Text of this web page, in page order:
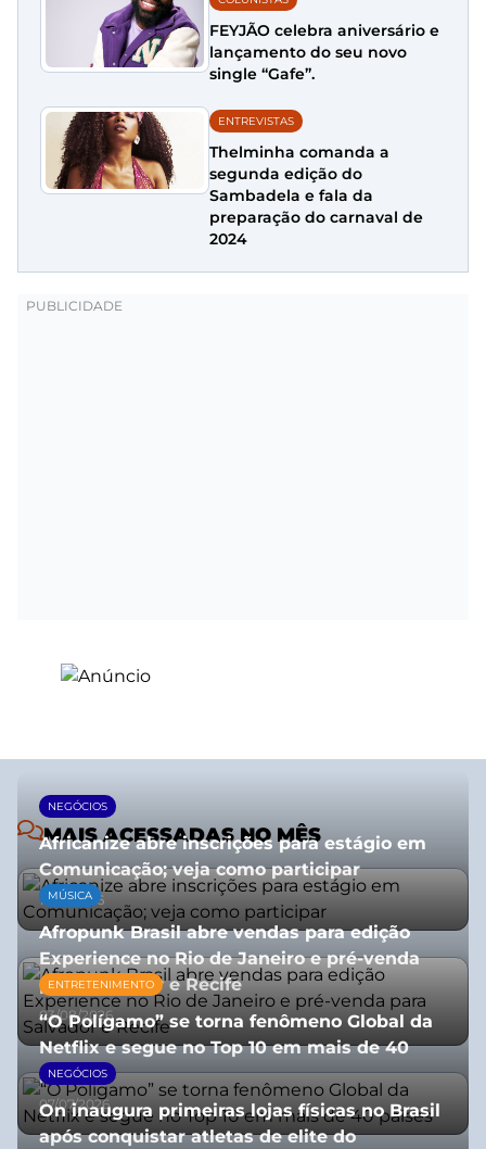
FEYJÃO celebra aniversário e
lançamento do seu novo
single “Gafe”.
ENTREVISTAS
Thelminha comanda a
segunda edição do
Sambadela e fala da
preparação do carnaval de
2024
MAIS ACESSADAS NO MÊS
NEGÓCIOS
Africanize abre inscrições para estágio em
Comunicação; veja como participar
13/01/2026
MÚSICA
Afropunk Brasil abre vendas para edição
Experience no Rio de Janeiro e pré-venda
para Salvador e Recife
03/08/2026
ENTRETENIMENTO
“O Polígamo” se torna fenômeno Global da
Netflix e segue no Top 10 em mais de 40
países
07/07/2026
NEGÓCIOS
On inaugura primeiras lojas físicas no Brasil
após conquistar atletas de elite do